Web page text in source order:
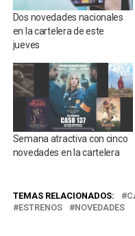
Dos novedades nacionales
en la cartelera de este
jueves
Semana atractiva con cinco
novedades en la cartelera
TEMAS RELACIONADOS:
ESTRENOS
NOVEDADES